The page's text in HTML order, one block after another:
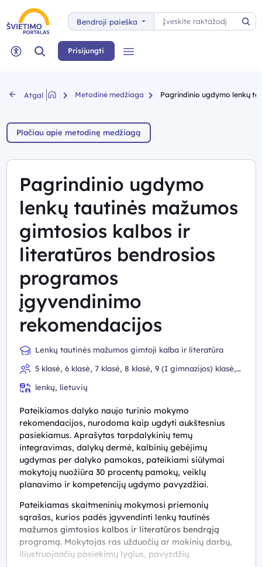
Bendroji paieška
Paieška
Neįgaliųjų rėžimas
Paieška Prisijungti
Atgal Metodinė medžiaga Pagrindinio ugdymo lenkų
Plačiau apie metodinę medžiagą
Pagrindinio ugdymo
lenkų tautinės mažumos
gimtosios kalbos ir
literatūros bendrosios
programos
įgyvendinimo
rekomendacijos
Lenkų tautinės mažumos gimtoji kalba ir literatūra
5 klasė, 6 klasė, 7 klasė, 8 klasė, 9 (I gimnazijos) klasė,
lenkų, lietuvių
Pateikiamos dalyko naujo turinio mokymo
rekomendacijos, nurodoma kaip ugdyti aukštesnius
pasiekiamus. Aprašytas tarpdalykinių temų
integravimas, dalykų dermė, kalbinių gebėjimų
ugdymas per dalyko pamokas, pateikiami siūlymai
mokytojų nuožiūra 30 procentų pamokų, veiklų
planavimo ir kompetencijų ugdymo pavyzdžiai.
Pateikiamas skaitmeninių mokymosi priemonių
sąrašas, kurios padės įgyvendinti lenkų tautinės
mažumos gimtosios kalbos ir literatūros bendrąją
programą. Mokytojas ras užduočių ar mokinių darbų,
iliustruojančių pasiekimų lygius, pavyzdžių.